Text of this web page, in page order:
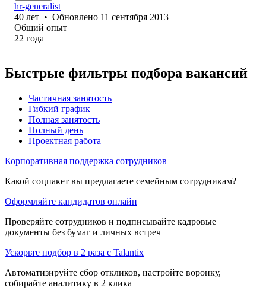
hr-generalist
40 лет • Обновлено 11 сентября 2013
Общий опыт
22 года
Быстрые фильтры подбора вакансий
Частичная занятость
Гибкий график
Полная занятость
Полный день
Проектная работа
Корпоративная поддержка сотрудников
Какой соцпакет вы предлагаете семейным сотрудникам?
Оформляйте кандидатов онлайн
Проверяйте сотрудников и подписывайте кадровые
документы без бумаг и личных встреч
Ускорьте подбор в 2 раза с Talantix
Автоматизируйте сбор откликов, настройте воронку,
собирайте аналитику в 2 клика